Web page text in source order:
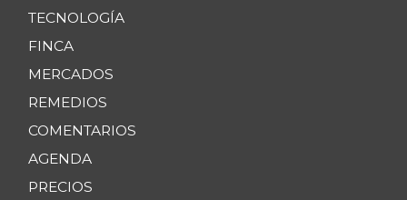
TECNOLOGÍA
FINCA
MERCADOS
REMEDIOS
COMENTARIOS
AGENDA
PRECIOS